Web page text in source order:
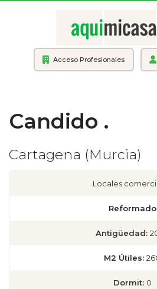
Acceso Profesionales
Candido .
Cartagena (Murcia)
Locales
Reformado
Antigüedad:
M2 Útiles:
Dormit: 0